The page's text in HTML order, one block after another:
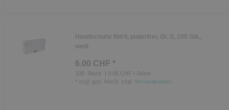
Handschuhe Nitril, puderfrei, Gr. S, 100 Stk.,
weiß
6.00 CHF *
100 Stück
| 0.06 CHF / Stück
zzgl. ges. MwSt. zzgl. Versandkosten